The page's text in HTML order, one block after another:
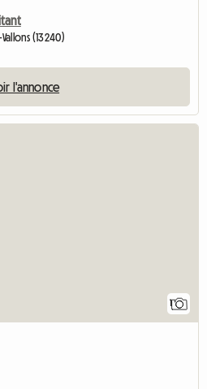
(13240)
l'annonce
1